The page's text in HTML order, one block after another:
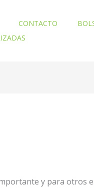
CONTACTO
y para otros